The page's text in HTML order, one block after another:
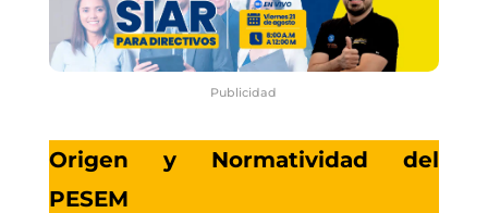
Publicidad
Origen y Normatividad del
PESEM